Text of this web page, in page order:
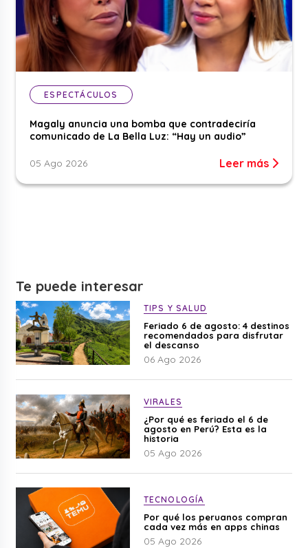
ESPECTÁCULOS
Magaly anuncia una bomba que contradeciría
comunicado de La Bella Luz: “Hay un audio”
05 Ago 2026 Leer más
Te puede interesar
TIPS Y SALUD
Feriado 6 de agosto: 4 destinos
recomendados para disfrutar
el descanso
06 Ago 2026
VIRALES
¿Por qué es feriado el 6 de
agosto en Perú? Esta es la
historia
05 Ago 2026
TECNOLOGÍA
Por qué los peruanos compran
cada vez más en apps chinas
05 Ago 2026